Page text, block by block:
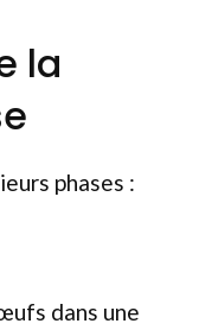
la
phases :
dans une